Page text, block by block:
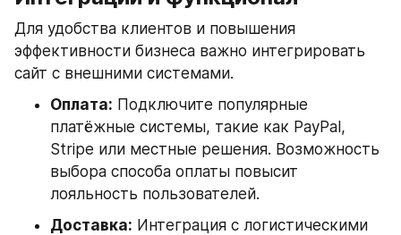
Для удобства клиентов и повышения
эффективности бизнеса важно интегрировать
сайт с внешними системами.
Оплата: Подключите популярные
платёжные системы, такие как PayPal,
Stripe или местные решения. Возможность
выбора способа оплаты повысит
лояльность пользователей.
Доставка: Интеграция с логистическими